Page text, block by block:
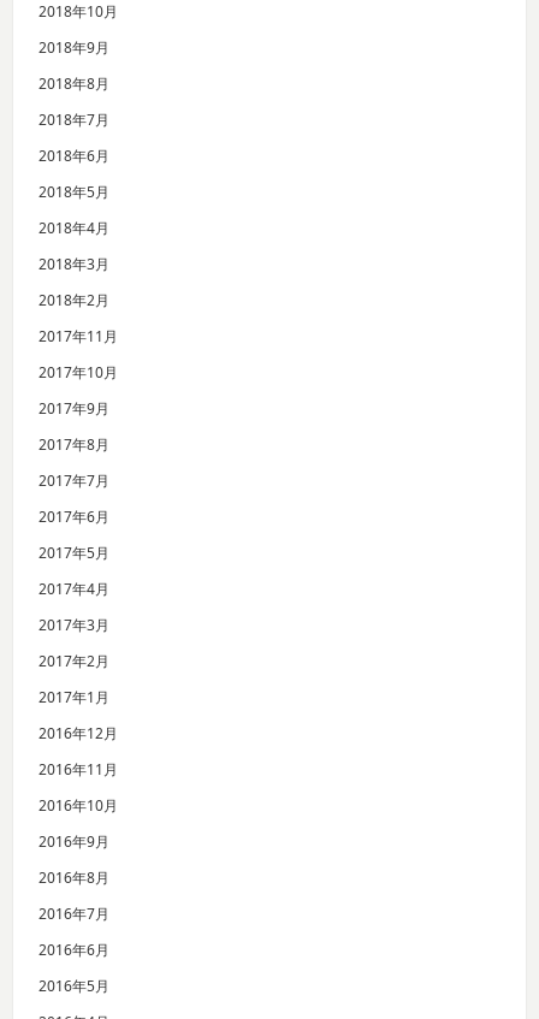
2018年10月
2018年9月
2018年8月
2018年7月
2018年6月
2018年5月
2018年4月
2018年3月
2018年2月
2017年11月
2017年10月
2017年9月
2017年8月
2017年7月
2017年6月
2017年5月
2017年4月
2017年3月
2017年2月
2017年1月
2016年12月
2016年11月
2016年10月
2016年9月
2016年8月
2016年7月
2016年6月
2016年5月